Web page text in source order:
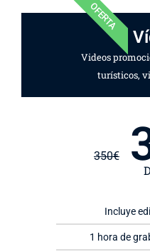
OFERTA
Videos
turísticos,
350€
Incluye
1 hora de